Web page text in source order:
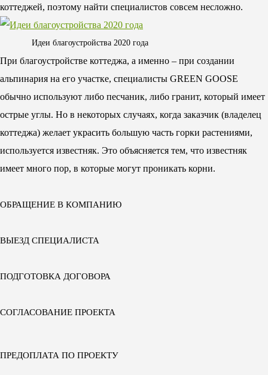
коттеджей, поэтому найти специалистов совсем несложно.
Идеи благоустройства 2020 года
При благоустройстве коттеджа, а именно – при создании
альпинария на его участке, специалисты GREEN GOOSE
обычно используют либо песчаник, либо гранит, который имеет
острые углы. Но в некоторых случаях, когда заказчик (владелец
коттеджа) желает украсить большую часть горки растениями,
используется известняк. Это объясняется тем, что известняк
имеет много пор, в которые могут проникать корни.
ОБРАЩЕНИЕ В КОМПАНИЮ
ВЫЕЗД СПЕЦИАЛИСТА
ПОДГОТОВКА ДОГОВОРА
СОГЛАСОВАНИЕ ПРОЕКТА
ПРЕДОПЛАТА ПО ПРОЕКТУ